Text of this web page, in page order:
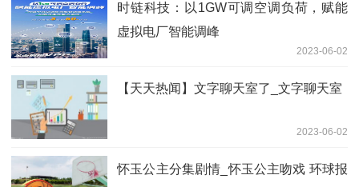
时链科技：以1GW可调空调负荷，赋能
虚拟电厂智能调峰
2023-06-02
【天天热闻】文字聊天室了_文字聊天室
2023-06-02
怀玉公主分集剧情_怀玉公主吻戏 环球报